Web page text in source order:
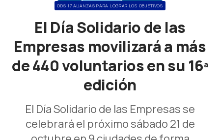
ODS 17 ALIANZAS PARA LOGRAR LOS OBJETIVOS
El Día Solidario de las
Empresas movilizará a más
de 440 voluntarios en su 16ª
edición
El Día Solidario de las Empresas se
celebrará el próximo sábado 21 de